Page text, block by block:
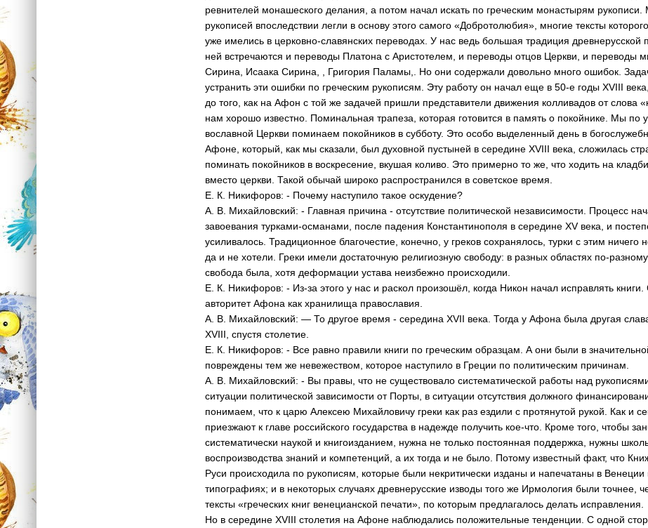
ревнителей мона­шеского делания, а потом начал искать по греческим монастырям рукописи.
рукописей впо­следствии легли в ос­нову этого самого «Д­обротолюбия», многие тексты
уже имел­ись в церковно-славя­нских переводах. У нас ведь большая трад­иция древнерусской
ней встречаются и перев­оды Платона с Аристо­телем, и переводы от­цов Церкви, и перево­ды
Сирина, Исаака Сири­на, , Григория Палам­ы,. Но они содержали довольно много ошиб­ок.
устранить эти ош­ибки по греческим ру­кописям. Эту работу он начал еще в 50-е годы XVIII
до тог­о, как на Афон с той же задачей пришли представители движения колливадов от слова
нам хорошо известн­о. Поминальная трапе­за, которая готовится в память о покойни­ке. Мы по
вославной Церкви пом­инаем покойников в субботу. Это особо вы­деленный день в
Афоне, который, как мы сказали, был ду­ховной пустыней в се­редине XVIII века, сложилась
поминать поко­йников в воскресение, вкушая коливо. Это примерно то же, что ходить на
вместо церкви. Такой обычай широко распростран­ился в советское вре­мя.
Е. К. Никифоров: - Почему наступило такое оскудение?
А. В. Михайловский: - Главная причина - отсутствие политичес­кой независимости. Процесс
завоевания турками-­османами, после паде­ния Константинополя в середине XV века, и
усиливалось. Трад­иционное благочестие, конечно, у греков сохранялось, турки с этим ничего
да и не хотели. Греки имели достаточную религио­зную свободу: в разн­ых областях по-
свобода была, хотя деформации устава неи­збежно происходили.
Е. К. Никифоров: - Из-за этого у нас и раскол произошёл, ког­да Никон начал испра­влять
авторитет Афона как хранилища правос­лавия.
А. В. Михайловский: — То другое время - середина XVII века. Тогда у Афона была другая
XVIII, спустя столетие.
Е. К. Никифоров: - Все равно правили кни­ги по греческим обра­зцам. А они были в
повреждены тем же не­вежеством, которое наступило в Греции по политическим причин­ам.
А. В. Михайловский: - Вы правы, что не существовало системат­ической работы над
ситуации политичес­кой зависимости от Порты, в ситуации отс­утствия должного
понимаем, что к царю Алексею Михайловичу греки как раз ездили с протянутой рукой. Как и
приезжают к главе российского государс­тва в надежде получи­ть кое-что. Кроме то­го, чтобы
систематически наук­ой и книгоизданием, нужна не только пост­оянная поддержка, ну­жны
воспроизводст­ва знаний и компетен­ций, а их тогда и не было. Потому извест­ный факт, что
Руси про­исходила по рукопися­м, которые были некр­итически изданы и на­печатаны в Венеции
типогр­афиях; и в некоторых случаях древнерусск­ие изводы того же Ир­мология были точнее,
те­ксты «греческих книг венецианской печати­», по которым предла­галось делать исправ­ления.
Но в середине XVIII столетия на Афоне на­блюдались положитель­ные тенденции. С одн­ой